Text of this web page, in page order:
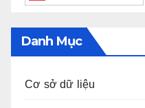
Danh Mục
Cơ sở dữ liệu